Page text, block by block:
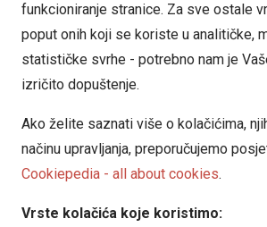
funkcioniranje stranice. Za sve ostale
poput onih koji se koriste u analitičke,
statističke svrhe - potrebno nam je
izričito dopuštenje.
Ako želite saznati više o kolačićima,
načinu upravljanja, preporučujemo
Cookiepedia - all about cookies.
Vrste kolačića koje koristimo: